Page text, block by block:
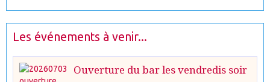
Les événements à venir...
Ouverture du bar les vendredis soir